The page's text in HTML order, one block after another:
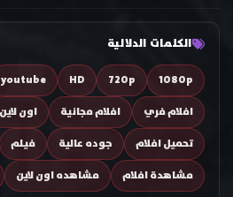
الكلمات الدلالية
1080p
720p
HD
youtube
افلام فري
افلام مجانية اون لاين
تحميل افلام
جوده عالية فيلم
مشاهدة افلام
مشاهده اون لاين